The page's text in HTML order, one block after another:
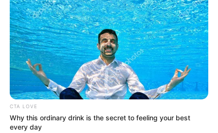
CTA LOVE
Why this ordinary drink is the secret to feeling your best
every day